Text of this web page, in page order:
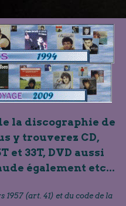
la discographie de
y trouverez CD,
et 33T, DVD aussi
également etc...
(art. 41) et du code de la